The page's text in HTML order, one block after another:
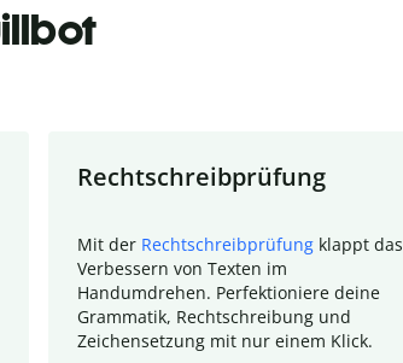
Rechtschreibprüfung
Mit der Rechtschreibprüfung klappt das
Verbessern von Texten im
Handumdrehen. Perfektioniere deine
Grammatik, Rechtschreibung und
Zeichensetzung mit nur einem Klick.